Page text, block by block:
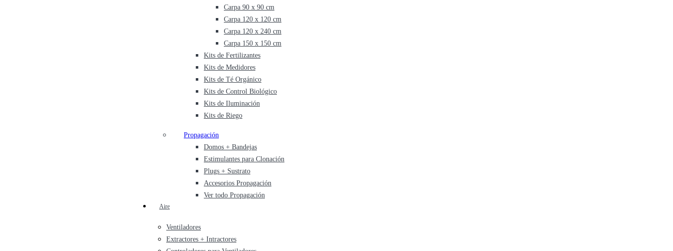
Carpa 90 x 90 cm
Carpa 120 x 120 cm
Carpa 120 x 240 cm
Carpa 150 x 150 cm
Kits de Fertilizantes
Kits de Medidores
Kits de Té Orgánico
Kits de Control Biológico
Kits de Iluminación
Kits de Riego
Propagación
Domos + Bandejas
Estimulantes para Clonación
Plugs + Sustrato
Accesorios Propagación
Ver todo Propagación
Aire
Ventiladores
Extractores + Intractores